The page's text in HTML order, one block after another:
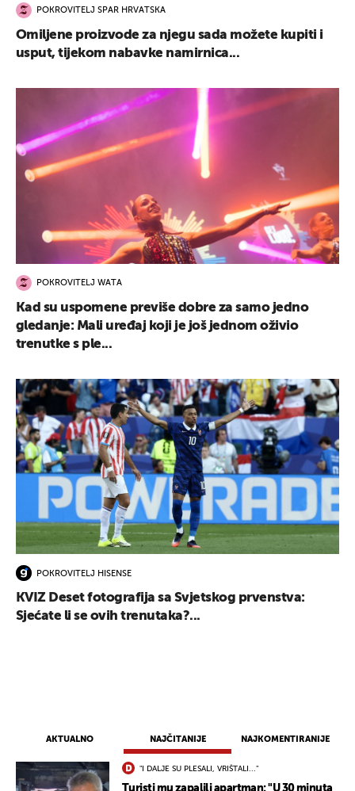
AKTUALNO NAJČITANIJE NAJKOMENTIRANIJE
"I DALJE SU PLESALI, VRIŠTALI..."
Turisti mu zapalili apartman: "U 30 minuta
POKROVITELJ SPAR HRVATSKA
Omiljene proizvode za njegu sada možete kupiti i
usput, tijekom nabavke namirnica...
POKROVITELJ WATA
Kad su uspomene previše dobre za samo jedno
gledanje: Mali uređaj koji je još jednom oživio
trenutke s ple...
POKROVITELJ HISENSE
KVIZ Deset fotografija sa Svjetskog prvenstva:
Sjećate li se ovih trenutaka?...